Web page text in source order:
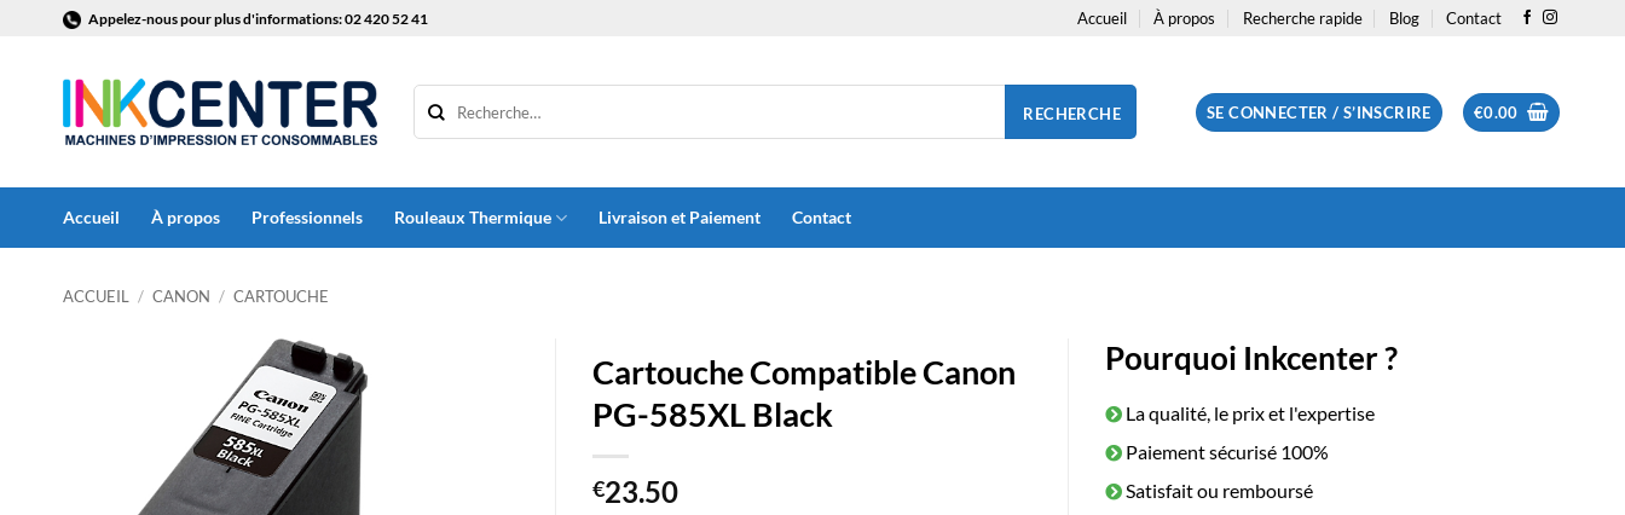
contenu
Appelez-nous pour plus d'informations: 02 420 52 41 Accueil À propos Recherche rapide Blog Contact
RECHERCHE SE CONNECTER / S’INSCRIRE €0.00
Accueil À propos Professionnels Rouleaux Thermique Livraison et Paiement Contact
ACCUEIL / CANON / CARTOUCHE
Cartouche Compatible Canon
PG-585XL Black
€23.50
Pourquoi Inkcenter ?
La qualité, le prix et l'expertise
Paiement sécurisé 100%
Satisfait ou remboursé